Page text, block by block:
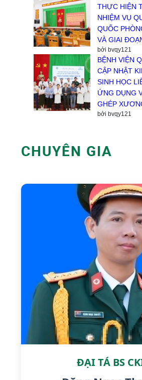
THỰC HIỆN
NHIỆM VỤ
QUỐC
VÀ GIAI
bởi bvqy121
BỆNH VIỆN
CẬP NHẬT
SINH HỌC
ỨNG DỤNG
GHÉP
bởi bvqy121
CHUYÊN GIA
ĐẠI TÁ BS